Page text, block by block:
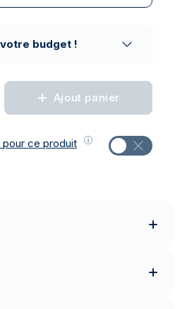
budget !
Ajout panier
ce produit